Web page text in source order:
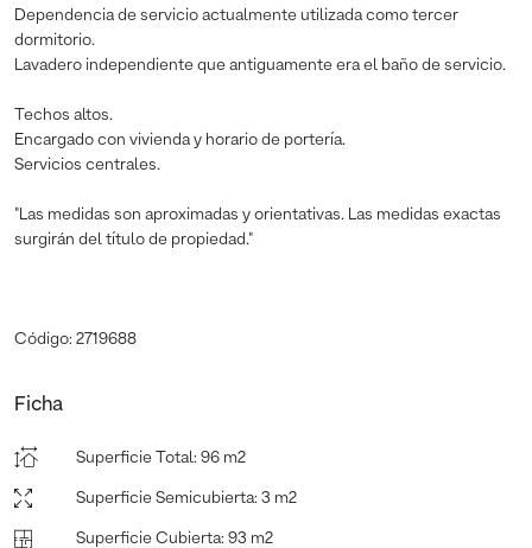
Dependencia de servicio actualmente utilizada como tercer
dormitorio.
Lavadero independiente que antiguamente era el baño de servicio.
Techos altos.
Encargado con vivienda y horario de portería.
Servicios centrales.
"Las medidas son aproximadas y orientativas. Las medidas exactas
surgirán del título de propiedad."
Código: 2719688
Ficha
Superficie Total : 96 m2
Superficie Semicubierta: 3 m2
Superficie Cubierta: 93 m2